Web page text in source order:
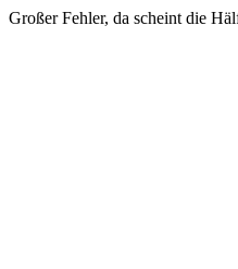
Großer Fehler, da scheint die